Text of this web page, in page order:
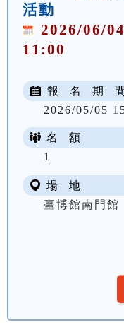
活動
2026/06/
11:00
報 名 期 間
2026/05/05
名 額
1
場 地
臺博館南門館